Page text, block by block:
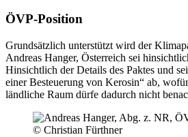
ÖVP-Position
Grundsätzlich unterstützt wird der
Andreas Hanger, Österreich sei
Hinsichtlich der Details des Paktes und
einer Besteuerung von Kerosin“ ab,
ländliche Raum dürfe dadurch nicht
© Christian Fürthner